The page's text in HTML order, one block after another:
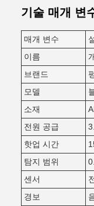
기술 매개 변
매개 변수
이름
브랜드
모델
소재
전원 공급
핫업 시간
탐지 범위
센서
경보